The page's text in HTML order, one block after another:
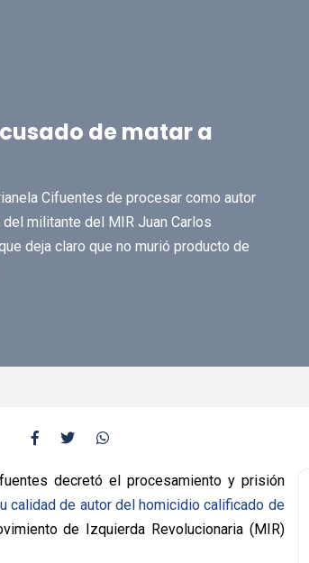
de matar a
Cifuentes de procesar como autor
militante del MIR Juan Carlos
deja claro que no murió producto de
decretó el procesamiento y prisión
calidad de autor del homicidio calificado de
de Izquierda Revolucionaria (MIR)